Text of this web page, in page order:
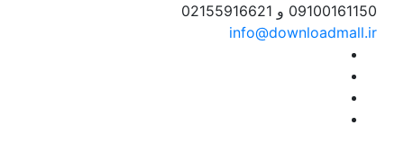
09100161150 و 02155916621
info@downloadmall.ir